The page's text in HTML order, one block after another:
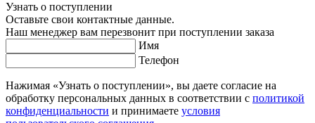
Узнать о поступлении
Оставьте свои контактные данные.
Наш менеджер вам перезвонит при поступлении заказа
Имя
Телефон
Нажимая «Узнать о поступлении», вы даете согласие на
обработку персональных данных в соответствии с политикой
конфиденциальности и принимаете условия